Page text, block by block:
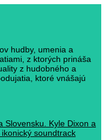
hudby, umenia a
z ktorých prináša
z hudobného a
ktoré vnášajú
Slovensku. Kyle Dixon a
soundtrack